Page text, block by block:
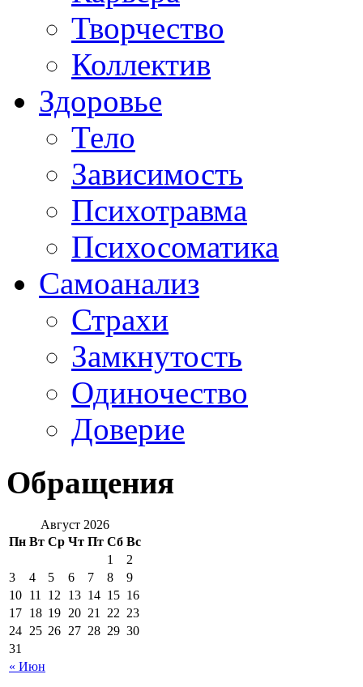
Творчество
Коллектив
Здоровье
Тело
Зависимость
Психотравма
Психосоматика
Самоанализ
Страхи
Замкнутость
Одиночество
Доверие
Обращения
Август 2026
Пн Вт Ср Чт Пт Сб Вс
« Июн
1
2
3
4 5 6 7 8
9
10 11 12 13 14 15 16
17 18 19 20 21 22 23
24 25 26 27 28 29 30
31